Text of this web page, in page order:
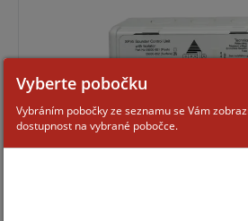
Vyberte pobočku
Vybráním pobočky ze seznamu se Vám
dostupnost na vybrané pobočce.